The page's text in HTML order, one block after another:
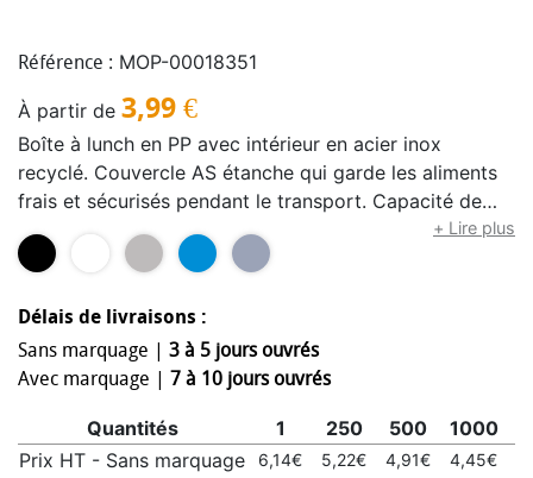
Référence : MOP-00018351
À partir de 3,99 €
Boîte à lunch en PP avec intérieur en acier inox
recyclé. Couvercle AS étanche qui garde les aliments
frais et sécurisés pendant le transport. Capacité de
750 ml sans plateau et de 650 ml avec.
+ Lire plus
Délais de livraisons :
Sans marquage | 3 à 5 jours ouvrés
Avec marquage | 7 à 10 jours ouvrés
Quantités 1 250 500 1000
Prix HT - Sans marquage
6,14€ 5,22€ 4,91€ 4,45€